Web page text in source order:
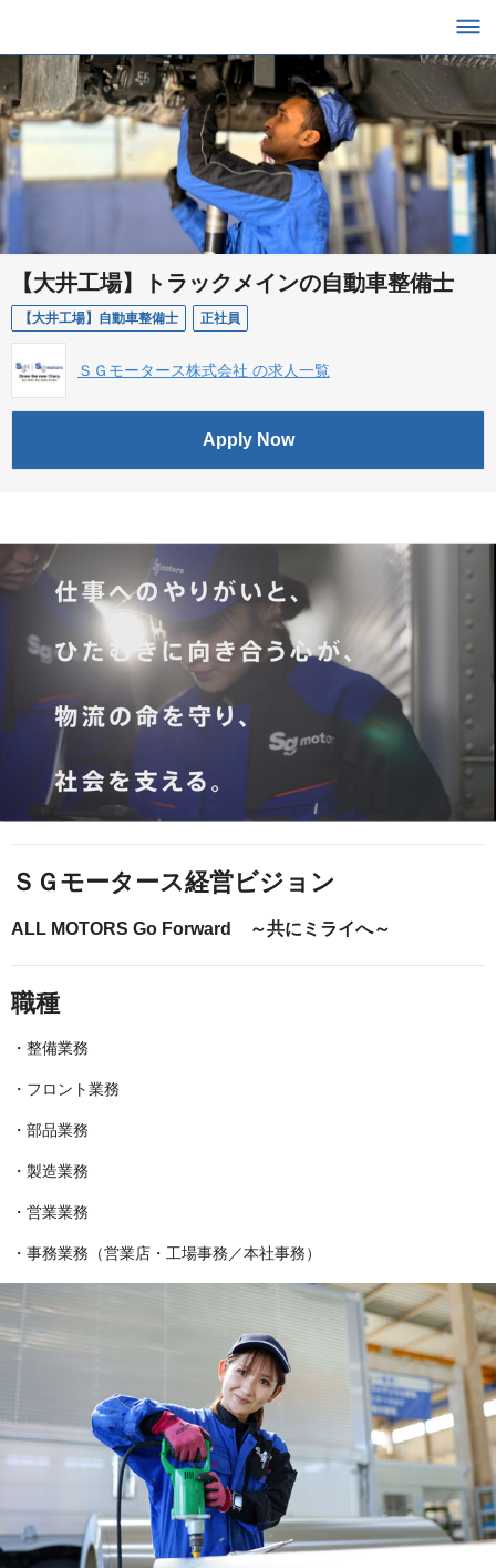
【大井工場】トラックメインの自動車整備士
【大井工場】自動車整備士 正社員
ＳＧモータース株式会社 の求人一覧
Apply Now
ＳＧモータース経営ビジョン
ALL MOTORS Go Forward ～共にミライへ～
職種
・整備業務
・フロント業務
・部品業務
・製造業務
・営業業務
・事務業務（営業店・工場事務／本社事務）